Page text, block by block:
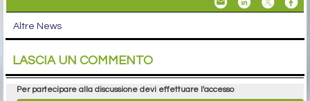
Altre News
LASCIA UN COMMENTO
Per partecipare alla discussione devi effettuare l'accesso